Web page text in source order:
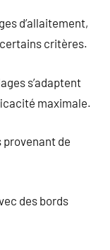
d’allaitement,
critères.
s’adaptent
maximale.
provenant de
des bords